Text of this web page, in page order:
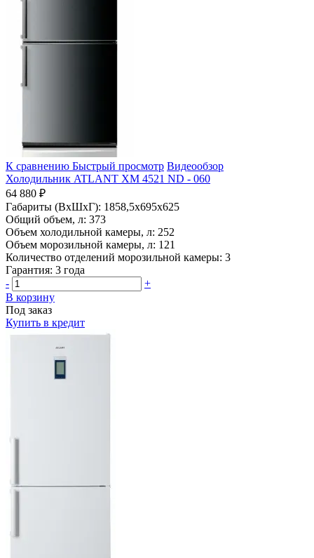
К сравнению Быстрый просмотр Видеообзор
Холодильник ATLANT ХМ 4521 ND - 060
64 880 ₽
Габариты (ВхШхГ): 1858,5x695x625
Общий объем, л: 373
Объем холодильной камеры, л: 252
Объем морозильной камеры, л: 121
Количество отделений морозильной камеры: 3
Гарантия: 3 года
-
+
В корзину
Под заказ
Купить в кредит